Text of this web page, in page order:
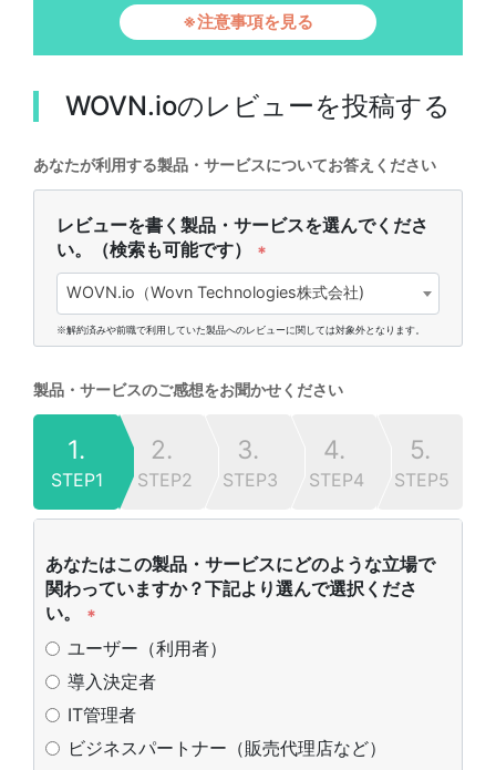
※注意事項を見る
WOVN.ioのレビューを投稿する
あなたが利用する製品・サービスについてお答えください
レビューを書く製品・サービスを選んでくださ
い。（検索も可能です）
*
WOVN.io（Wovn Technologies株式会社)
※解約済みや前職で利用していた製品へのレビューに関しては対象外となります。
製品・サービスのご感想をお聞かせください
1.
STEP1
2.
STEP2
3.
STEP3
4.
STEP4
5.
STEP5
あなたはこの製品・サービスにどのような立場で
関わっていますか？下記より選んで選択くださ
い。
*
ユーザー（利用者）
導入決定者
IT管理者
ビジネスパートナー（販売代理店など）